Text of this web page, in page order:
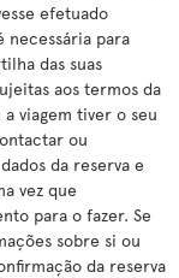
efetuado
necessária para
das suas
aos termos da
viagem tiver o seu
ou
da reserva e
vez que
para o fazer. Se
sobre si ou
da reserva